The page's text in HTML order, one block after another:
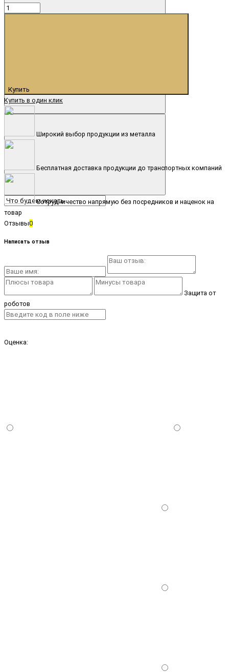
Купить
Купить в один клик
Широкий выбор продукции из металла
Бесплатная доставка продукции до транспортных компаний
Сотрудничество напрямую без посредников и наценок на
товар
Отзывы0
Написать отзыв
Защита от
роботов
Оценка: